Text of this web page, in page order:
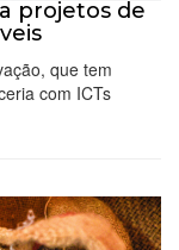
projetos de
que tem
com ICTs